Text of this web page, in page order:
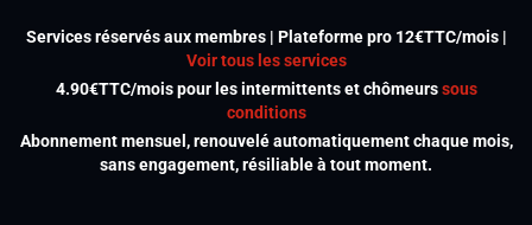
Services réservés aux membres | Plateforme pro 12€TTC/mois |
Voir tous les services
4.90€TTC/mois pour les intermittents et chômeurssous
conditions
Abonnement mensuel, renouvelé automatiquement chaque mois,
sans engagement, résiliable à tout moment.